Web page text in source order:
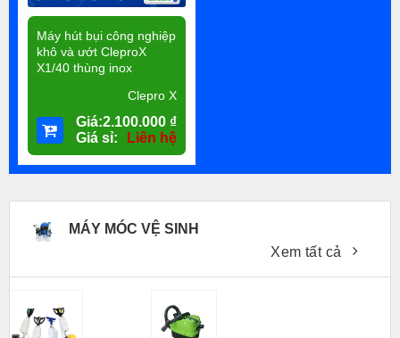
Máy hút bụi công nghiệp
khô và ướt CleproX
X1/40 thùng inox
Clepro X
Giá:2.100.000 ₫
Giá sỉ:
Liên hệ
MÁY MÓC VỆ SINH
Xem tất cả